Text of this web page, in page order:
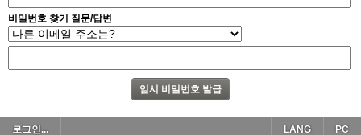
비밀번호 찾기 질문/답변
로그인... PC
LANG